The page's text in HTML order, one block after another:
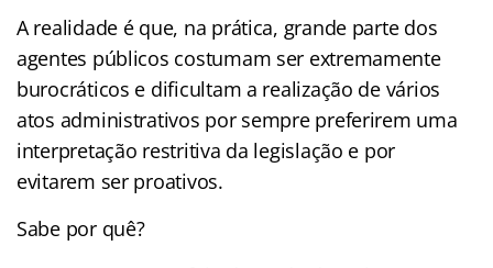
A realidade é que, na prática, grande parte dos
agentes públicos costumam ser extremamente
burocráticos e dificultam a realização de vários
atos administrativos por sempre preferirem uma
interpretação restritiva da legislação e por
evitarem ser proativos.
Sabe por quê?